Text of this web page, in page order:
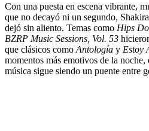
Con una puesta en escena vibrante,
que no decayó ni un segundo,
dejó sin aliento. Temas como Hips
BZRP Music Sessions, Vol. 53
que clásicos como Antología y Estoy
momentos más emotivos de la noche,
música sigue siendo un puente entre